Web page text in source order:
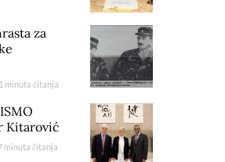
za
1 minuta čitanja
Kitarović
minuta čitanja